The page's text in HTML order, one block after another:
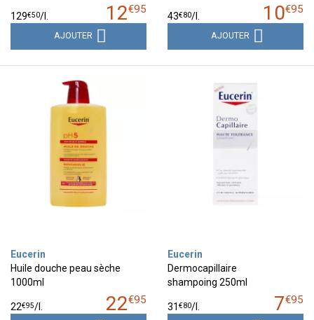
12€95
129€50/
AJOUTER
10€95
43€80/
AJOUTER
Eucerin
Huile douche peau sèche
1000ml
22€95
22€95/
Eucerin
Dermocapillaire
shampoing 250ml
7€95
31 €80/